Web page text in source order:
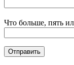
Что больше, пять